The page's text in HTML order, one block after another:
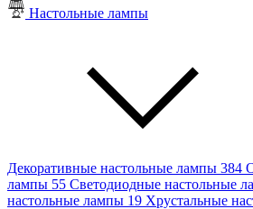
Настольные лампы
Декоративные настольные лампы 384
лампы 55 Светодиодные настольные
настольные лампы 19 Хрустальные